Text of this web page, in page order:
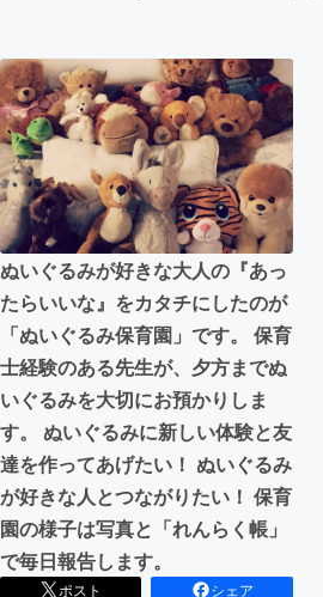
テクノロジー・ガジェット
映像・映画
ビジネス・起業
まちづくり・地域活性化
CAMPFIRE for Social Good
CAMPFIREふるさと納税
ぬいぐるみが好きな大人の『あっ
たらいいな』をカタチにしたのが
「ぬいぐるみ保育園」です。 保育
士経験のある先生が、夕方までぬ
いぐるみを大切にお預かりしま
す。 ぬいぐるみに新しい体験と友
達を作ってあげたい！ ぬいぐるみ
が好きな人とつながりたい！ 保育
園の様子は写真と「れんらく帳」
で毎日報告します。
ポスト
シェア